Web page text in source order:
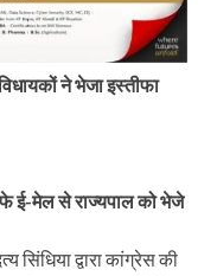
ने भेजा इस्तीफा
ई-मेल से राज्यपाल को भेजे
सिंधिया द्वारा कांग्रेस की